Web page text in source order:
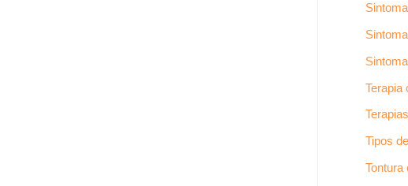
Terapia
Tipos
Tontura